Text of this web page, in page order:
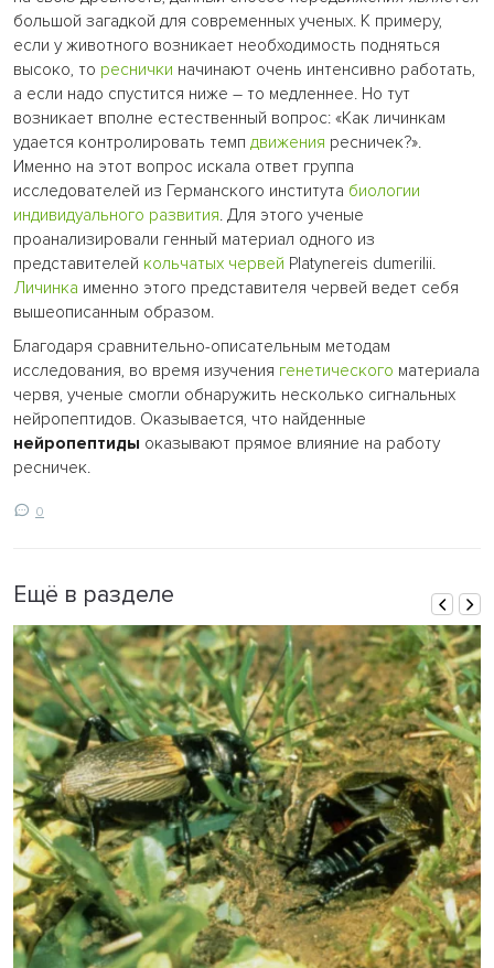
большой загадкой для современных ученых. К примеру,
если у животного возникает необходимость подняться
высоко, то реснички начинают очень интенсивно работать,
а если надо спустится ниже – то медленнее. Но тут
возникает вполне естественный вопрос: «Как личинкам
удается контролировать темп движения ресничек?».
Именно на этот вопрос искала ответ группа
исследователей из Германского института биологии
индивидуального развития. Для этого ученые
проанализировали генный материал одного из
представителей кольчатых червей Platynereis dumerilii.
Личинка именно этого представителя червей ведет себя
вышеописанным образом.
Благодаря сравнительно-описательным методам
исследования, во время изучения генетического материала
червя, ученые смогли обнаружить несколько сигнальных
нейропептидов. Оказывается, что найденные
нейропептиды оказывают прямое влияние на работу
ресничек.
0
Ещё в разделе